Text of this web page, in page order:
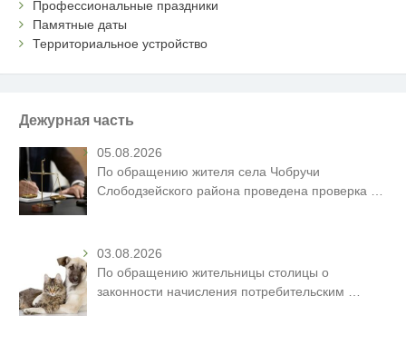
Профессиональные праздники
Памятные даты
Территориальное устройство
Дежурная часть
05.08.2026
По обращению жителя села Чобручи
Слободзейского района проведена проверка
03.08.2026
По обращению жительницы столицы о
законности начисления потребительским